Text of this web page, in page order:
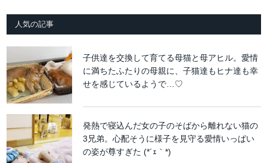
人気の記事
子供達を交換して育てる母猫と母アヒル。愛情
に満ちたふたりの母親に、子猫達もヒナ達も幸
せを感じているようで…♡
発熱で寝込んだ女の子のそばから離れない猫の
3兄弟。心配そうに様子を見守る愛情いっぱい
の姿が尊すぎた (*´ｪ｀*)